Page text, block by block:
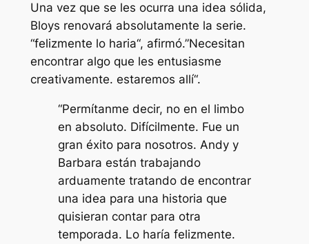
Una vez que se les ocurra una idea sólida,
Bloys renovará absolutamente la serie.
“felizmente lo haria“, afirmó.”Necesitan
encontrar algo que les entusiasme
creativamente. estaremos allí“.
“Permítanme decir, no en el limbo
en absoluto. Difícilmente. Fue un
gran éxito para nosotros. Andy y
Barbara están trabajando
arduamente tratando de encontrar
una idea para una historia que
quisieran contar para otra
temporada. Lo haría felizmente.